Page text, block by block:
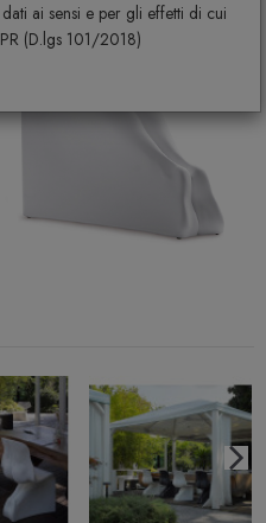
ai sensi e per gli effetti di cui
(D.lgs 101/2018)